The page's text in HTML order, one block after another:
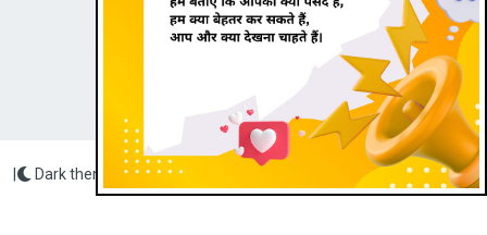
Radio Veritas Asia © 2022
Dark theme